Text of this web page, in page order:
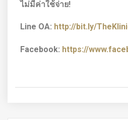
ไม่มีค่าใช้จ่าย!
Line OA: http://bit.ly/
Facebook: https://